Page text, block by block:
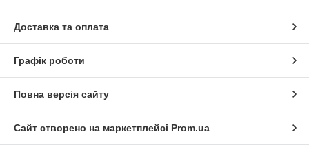
Доставка та оплата
Графік роботи
Повна версія сайту
Сайт створено на маркетплейсі Prom.ua